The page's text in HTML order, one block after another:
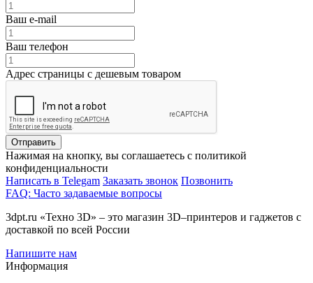
Ваш e-mail
Ваш телефон
Адрес страницы с дешевым товаром
Отправить
Нажимая на кнопку, вы соглашаетесь с политикой
конфиденциальности
Написать в Telegam Заказать звонок Позвонить
FAQ: Часто задаваемые вопросы
3dpt.ru «Техно 3D» – это магазин 3D–принтеров и гаджетов с
доставкой по всей России
Напишите нам
Информация